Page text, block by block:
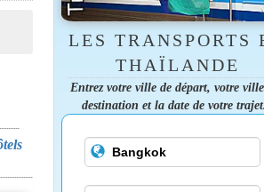
LES TRANSPORTS
THAÏLANDE
Entrez votre ville de départ, votre
destination et la date de votre